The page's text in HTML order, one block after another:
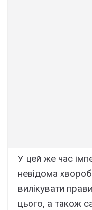
У цей же час
невідома
вилікувати
цього, а також